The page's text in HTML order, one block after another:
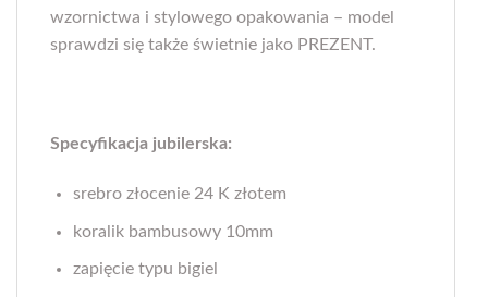
wzornictwa i stylowego opakowania – model
sprawdzi się także świetnie jako PREZENT.
Specyfikacja jubilerska:
srebro złocenie 24 K złotem
koralik bambusowy 10mm
zapięcie typu bigiel